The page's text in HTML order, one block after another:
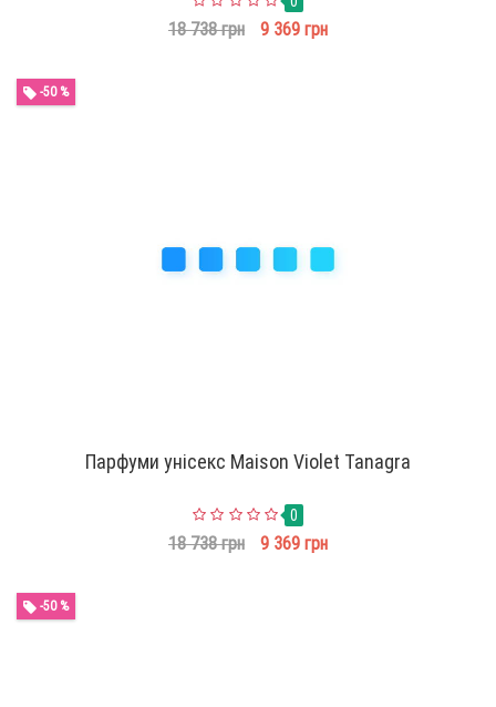
18 738 грн 9 369 грн
-50 %
Парфуми унісекс Maison Violet Tanagra
0
18 738 грн 9 369 грн
-50 %